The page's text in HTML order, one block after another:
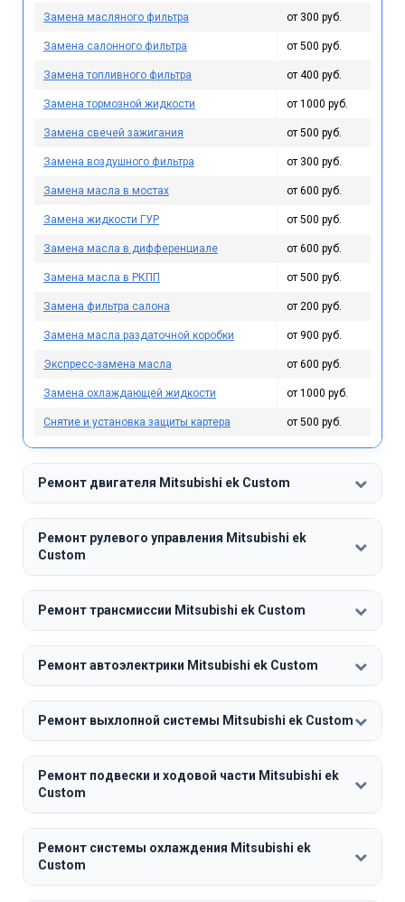
Замена масляного фильтра от 300 руб.
Замена салонного фильтра от 500 руб.
Замена топливного фильтра от 400 руб.
Замена тормозной жидкости от 1000 руб.
Замена свечей зажигания от 500 руб.
Замена воздушного фильтра от 300 руб.
Замена масла в мостах от 600 руб.
Замена жидкости ГУР от 500 руб.
Замена масла в дифференциале от 600 руб.
Замена масла в РКПП от 500 руб.
Замена фильтра салона от 200 руб.
Замена масла раздаточной коробки от 900 руб.
Экспресс-замена масла от 600 руб.
Замена охлаждающей жидкости от 1000 руб.
Снятие и установка защиты картера от 500 руб.
Ремонт двигателя Mitsubishi ek Custom
Ремонт рулевого управления Mitsubishi ek
Custom
Ремонт трансмиссии Mitsubishi ek Custom
Ремонт автоэлектрики Mitsubishi ek Custom
Ремонт выхлопной системы Mitsubishi ek Custom
Ремонт подвески и ходовой части Mitsubishi ek
Custom
Ремонт системы охлаждения Mitsubishi ek
Custom